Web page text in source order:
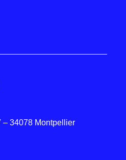
– 34078 Montpellier